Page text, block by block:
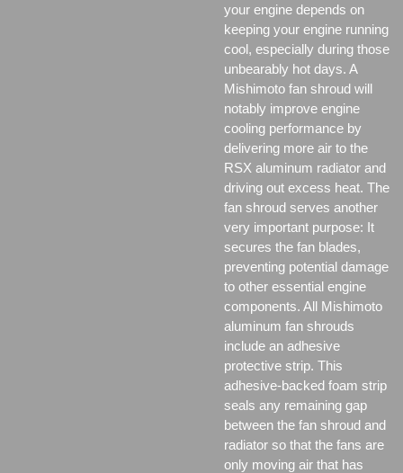
your engine depends on
keeping your engine running
cool, especially during those
unbearably hot days. A
Mishimoto fan shroud will
notably improve engine
cooling performance by
delivering more air to the
RSX aluminum radiator and
driving out excess heat. The
fan shroud serves another
very important purpose: It
secures the fan blades,
preventing potential damage
to other essential engine
components. All Mishimoto
aluminum fan shrouds
include an adhesive
protective strip. This
adhesive-backed foam strip
seals any remaining gap
between the fan shroud and
radiator so that the fans are
only moving air that has